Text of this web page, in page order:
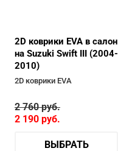
2D коврики EVA в салон
на Suzuki Swift III (2004-
2010)
2D коврики EVA
2 760руб.
2 190 руб.
ВЫБРАТЬ